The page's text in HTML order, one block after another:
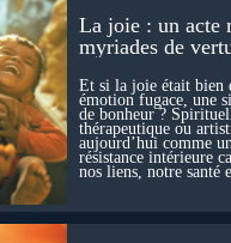
active du vivant. Alors,
notre manière de penser la
nos intuitions métaphysiques
parlons avec Abdel
de la mort cellulaire.
La joie : un acte
myriades de
Et si la joie était bien
émotion fugace, une
de bonheur ?
thérapeutique ou
aujourd’hui comme
résistance intérieure
nos liens, notre santé